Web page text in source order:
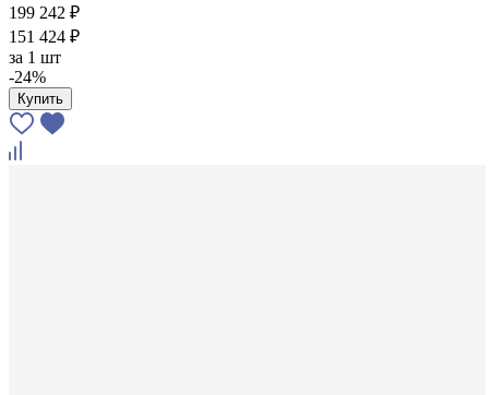
199 242 ₽
151 424 ₽
за 1 шт
-24%
Купить